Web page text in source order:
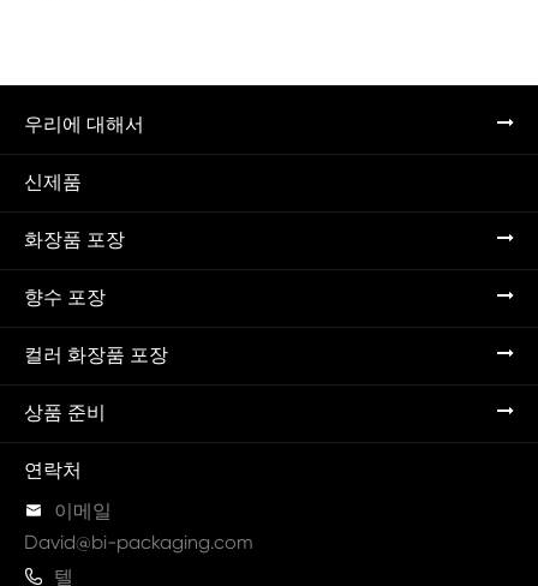
우리에 대해서
신제품
화장품 포장
향수 포장
컬러 화장품 포장
상품 준비
연락처
 이메일
David@bi-packaging.com
 텔